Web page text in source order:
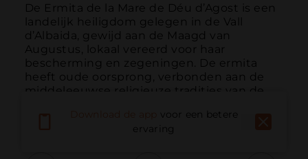
De Ermita de la Mare de Déu d’Agost is een
landelijk heiligdom gelegen in de Vall
d’Albaida, gewijd aan de Maagd van
Augustus, lokaal vereerd voor haar
bescherming en zegeningen. De ermita
heeft oude oorsprong, verbonden aan de
middeleeuwse religieuze tradities van de
voor een betere
ervaring